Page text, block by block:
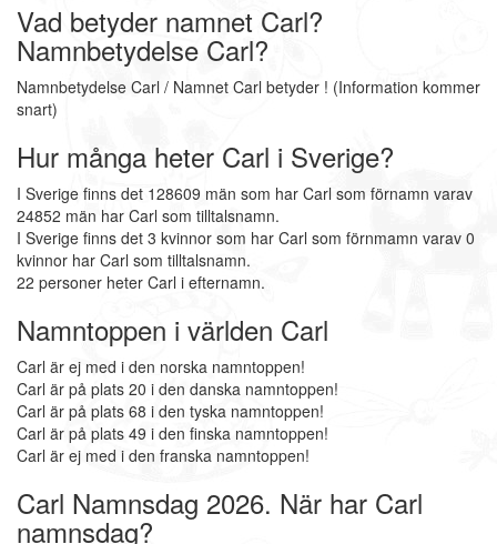
Vad betyder namnet Carl?
Namnbetydelse Carl?
Namnbetydelse Carl / Namnet Carl betyder ! (Information kommer
snart)
Hur många heter Carl i Sverige?
I Sverige finns det 128609 män som har Carl som förnamn varav
24852 män har Carl som tilltalsnamn.
I Sverige finns det 3 kvinnor som har Carl som förnmamn varav 0
kvinnor har Carl som tilltalsnamn.
22 personer heter Carl i efternamn.
Namntoppen i världen Carl
Carl är ej med i den norska namntoppen!
Carl är på plats 20 i den danska namntoppen!
Carl är på plats 68 i den tyska namntoppen!
Carl är på plats 49 i den finska namntoppen!
Carl är ej med i den franska namntoppen!
Carl Namnsdag 2026. När har Carl
namnsdag?